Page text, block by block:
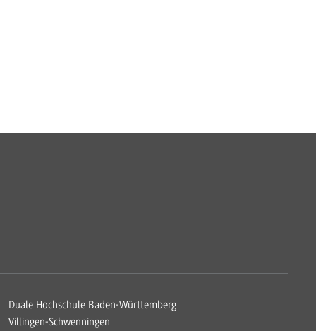
Duale Hochschule Baden-Württemberg
Villingen-Schwenningen